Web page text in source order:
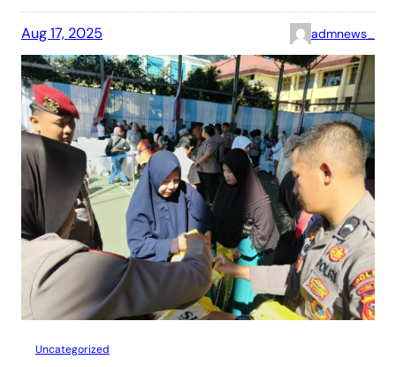
Aug 17, 2025 admnews_
Uncategorized